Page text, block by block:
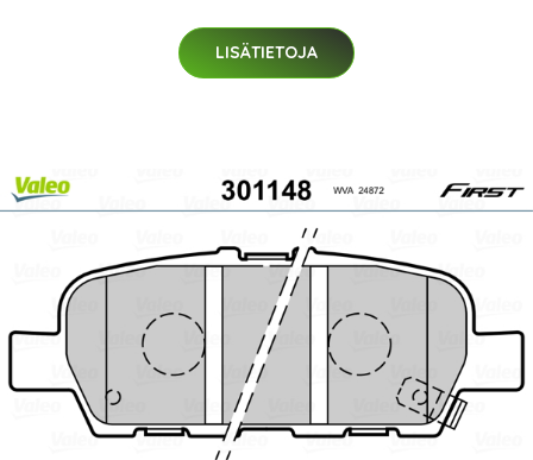
LISÄTIETOJA